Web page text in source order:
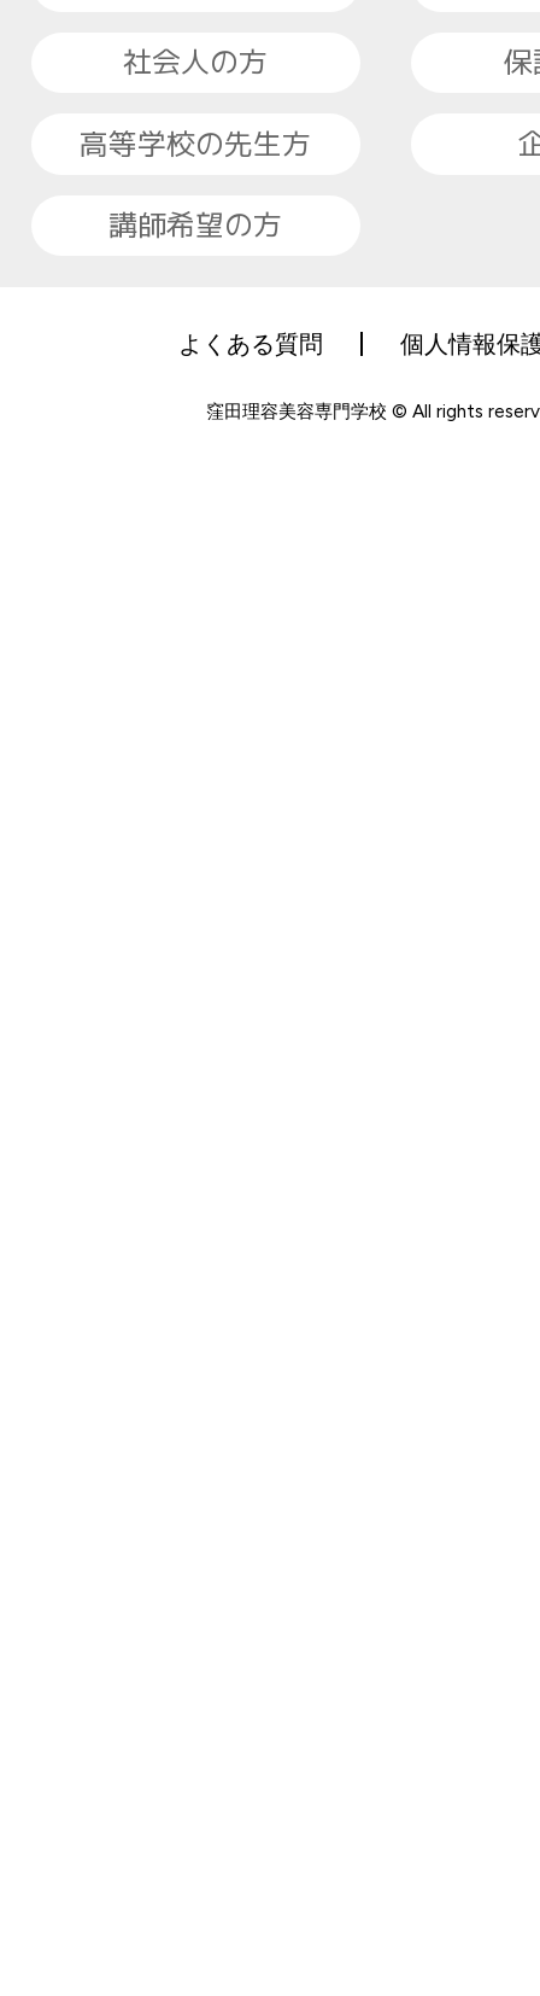
社会人の方
高等学校の先生方
講師希望の方
よくある質問 個人情報保
窪田理容美容専門学校 © All rights